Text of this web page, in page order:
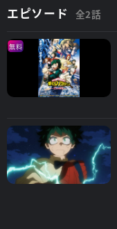
エピソード 全2話
無料